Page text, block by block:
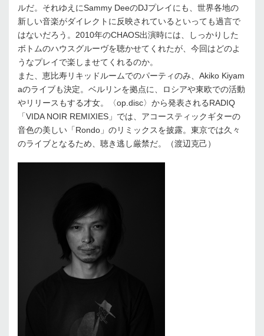
ルだ。それゆえにSammy DeeのDJプレイにも、世界各地の
新しい音楽がダイレクトに反映されているといっても過言で
はないだろう。2010年のCHAOS出演時には、しっかりした
ボトムのハウスグルーヴを聴かせてくれたが、今回はどのよ
うなプレイで楽しませてくれるのか。
また、恵比寿リキッドルームでのパーティのみ、Akiko Kiyam
aのライブも決定。ベルリンを拠点に、ロシアや東欧での活動
やリリースもする才女。〈op.disc〉から発表されるRADIQ
「VIDA NOIR REMIXIES」では、アコースティックギターの
音色の美しい「Rondo」のリミックスを披露。東京では久々
のライブとなるため、聴き逃し厳禁だ。（渡辺克己）